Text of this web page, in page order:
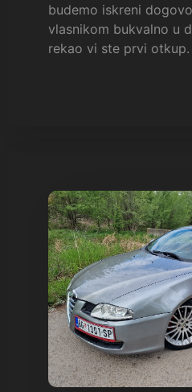
budemo iskreni
vlasnikom bukvalno u
rekao vi ste prvi otkup.